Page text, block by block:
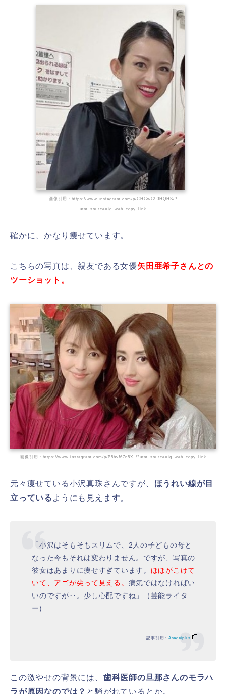
画像引用：https://www.instagram.com/p/CHGwG93HQHS/?
utm_source=ig_web_copy_link
確かに、かなり痩せています。
こちらの写真は、親友である女優矢田亜希子さんとの
ツーショット。
画像引用：https://www.instagram.com/p/B5bvf67n5X_/?utm_source=ig_web_copy_link
元々痩せている小沢真珠さんですが、 ほうれい線が目
立っている ようにも見えます。
「小沢はそもそもスリムで、2人の子どもの母と
なった今もそれは変わりません。ですが、写真の
彼女はあまりに痩せすぎています。 ほほがこけて
いて、アゴが尖って見える。 病気ではなければい
いのですが‥。少し心配ですね」（芸能ライタ
ー)
記事引用： Asageiplus
この激やせの背景には、 歯科医師の旦那さんのモラハ
ラが原因なのでは？ と騒がれているとか。